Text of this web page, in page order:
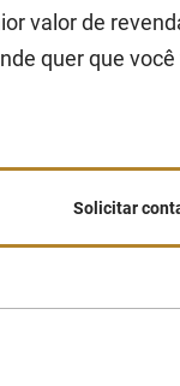
valor de
quer que você
Solicitar